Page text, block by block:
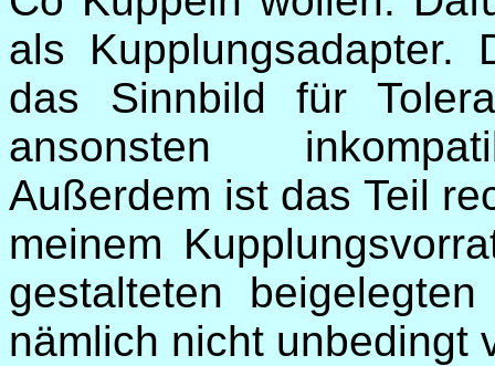
als
das Sinnbild für
ansonsten
Außerdem ist das Teil
meinem
gestalteten
nämlich nicht unbedingt